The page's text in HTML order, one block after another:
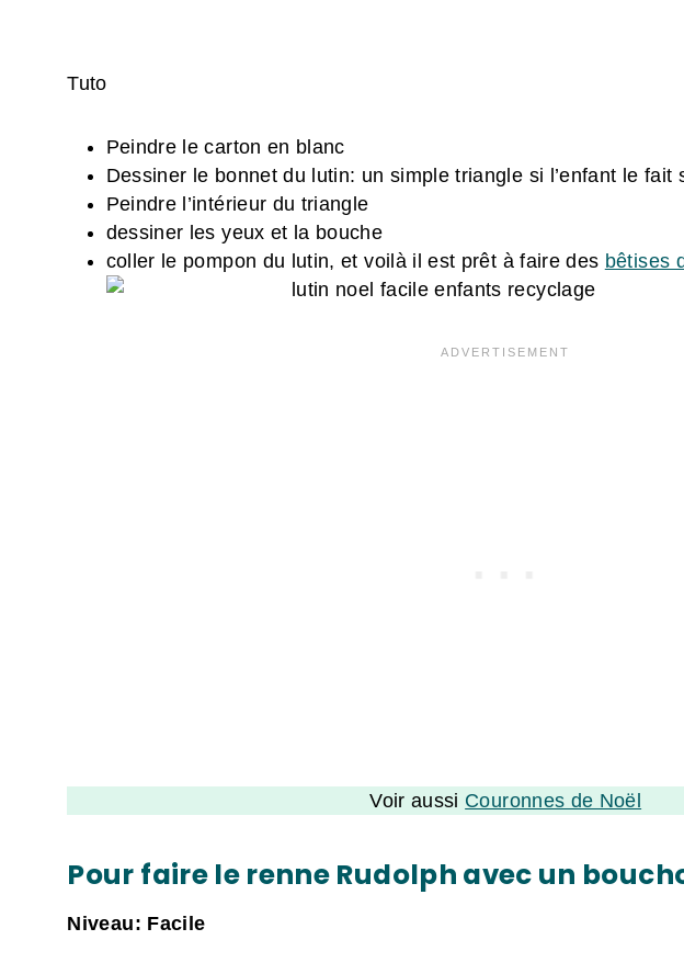
Tuto
Peindre le carton en blanc
Dessiner le bonnet du lutin: un simple triangle si l’enfant le fait
Peindre l’intérieur du triangle
dessiner les yeux et la bouche
coller le pompon du lutin, et voilà il est prêt à faire des bêtises
Voir aussi Couronnes de Noël
Pour faire le renne Rudolph avec un
Niveau: Facile